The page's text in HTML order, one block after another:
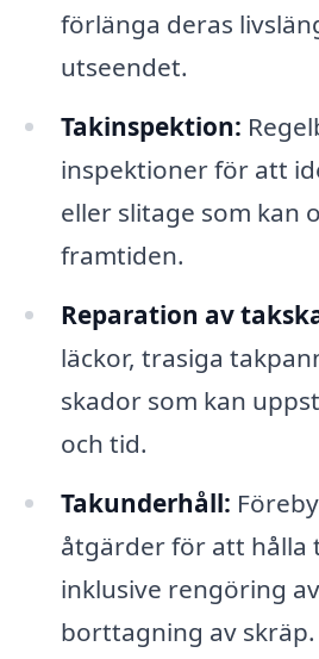
förlänga deras
utseendet.
Takinspektion:
inspektioner för att
eller slitage som kan
framtiden.
Reparation av
läckor, trasiga
skador som kan
och tid.
Takunderhåll:
åtgärder för att hålla
inklusive rengöring
borttagning av skräp.